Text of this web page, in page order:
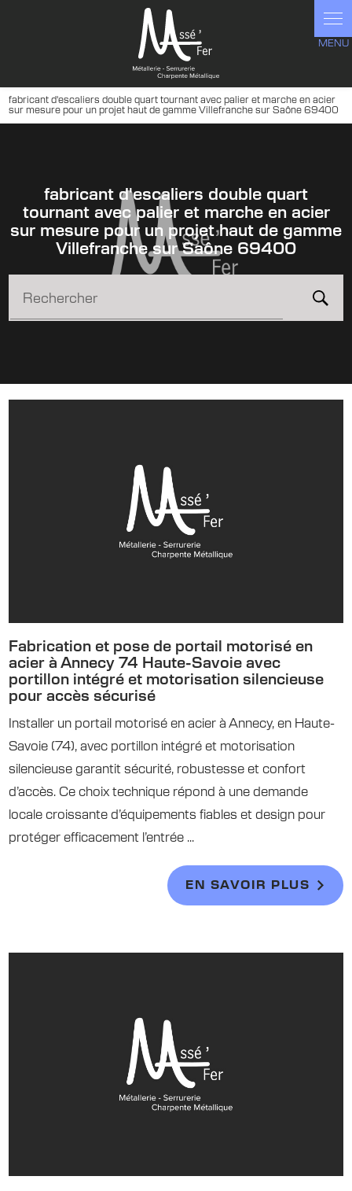
fabricant d'escaliers double quart tournant avec palier et marche en acier
sur mesure pour un projet haut de gamme Villefranche sur Saône 69400
fabricant d'escaliers double quart
tournant avec palier et marche en acier
sur mesure pour un projet haut de gamme
Villefranche sur Saône 69400
Rechercher
Fabrication et pose de portail motorisé en
acier à Annecy 74 Haute-Savoie avec
portillon intégré et motorisation silencieuse
pour accès sécurisé
Installer un portail motorisé en acier à Annecy, en Haute-
Savoie (74), avec portillon intégré et motorisation
silencieuse garantit sécurité, robustesse et confort
d’accès. Ce choix technique répond à une demande
locale croissante d’équipements fiables et design pour
protéger efficacement l’entrée ...
EN SAVOIR PLUS
Panneau de gestion des cookies